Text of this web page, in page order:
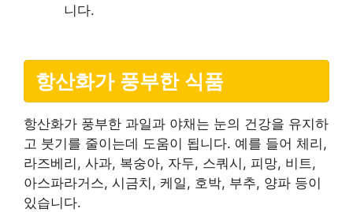
니다.
항산화가 풍부한 식품
항산화가 풍부한 과일과 야채는 눈의 건강을 유지하
고 붓기를 줄이는데 도움이 됩니다. 예를 들어 체리,
라즈베리, 사과, 복숭아, 자두, 스쿼시, 피망, 비트,
아스파라거스, 시금치, 케일, 호박, 부추, 양파 등이
있습니다.